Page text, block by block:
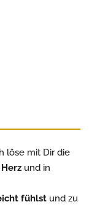
löse mit Dir die
Herzund in
fühlstund zu